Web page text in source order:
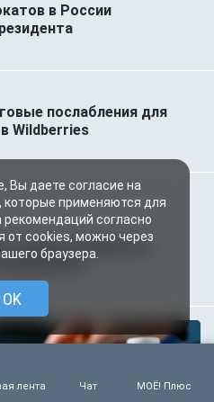
в России
послабления для
Wildberries
начал штрафовать
лента Чат МОЁ! Плюс
Вы даете согласие на
которые применяются для
согласно
от cookies, можно через
браузера.
OK